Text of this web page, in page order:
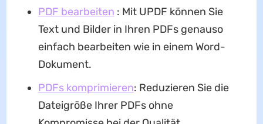
PDF bearbeiten : Mit UPDF können Sie
Text und Bilder in Ihren PDFs genauso
einfach bearbeiten wie in einem Word-
Dokument.
PDFs komprimieren: Reduzieren Sie die
Dateigröße Ihrer PDFs ohne